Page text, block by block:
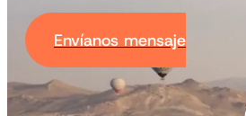
Envíanos mensaje